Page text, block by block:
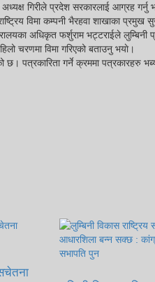
गिरीले प्रदेश सरकारलाई आग्रह गर्नु
विमा कम्पनी भैरहवा शाखाका प्रमुख
अधिकृत फर्शुराम भट्टराईले
चरणमा विमा गरिएको बताउनु भयाे।
पत्रकारिता गर्ने क्रममा पत्रकारहरु